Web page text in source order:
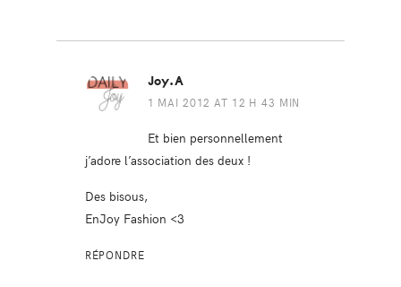
Joy.A
1 MAI 2012 AT 12 H 43 MIN
Et bien personnellement
j’adore l’association des deux !
Des bisous,
EnJoy Fashion <3
RÉPONDRE